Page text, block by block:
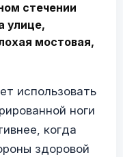
стечении
улице,
мостовая,
использовать
ноги
когда
здоровой